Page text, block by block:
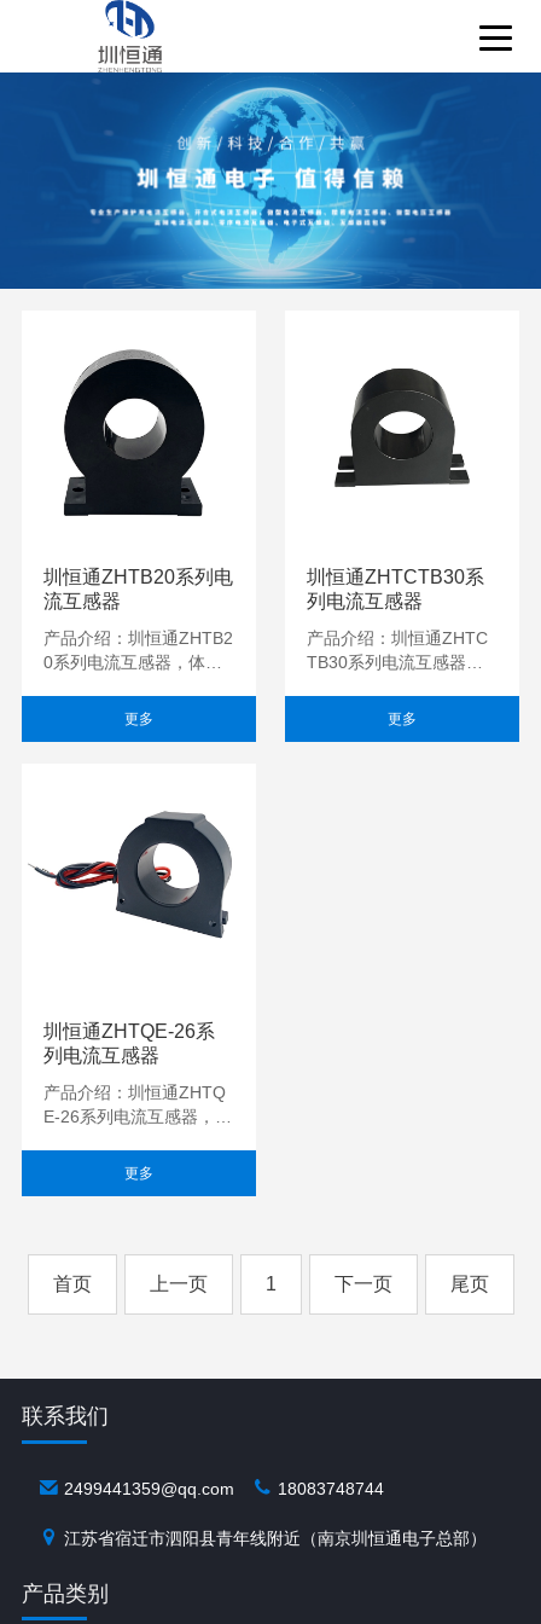
更多
圳恒通ZHTB20系列电
流互感器
产品介绍：圳恒通ZHTB2
0系列电流互感器，体积
适用于电力网络仪表，电
更多
圳恒通ZHTCTB30系
列电流互感器
产品介绍：圳恒通ZHTC
TB30系列电流互感器，
好，适用于电力网络仪
更多
圳恒通ZHTQE-26系
列电流互感器
产品介绍：圳恒通ZHTQ
E-26系列电流互感器，体
好，适用于电力网络仪
首页 上一页 1 下一页 尾页
联系我们
2499441359@qq.com 18083748744
江苏省宿迁市泗阳县青年线附近（南京圳恒通电子总部）
产品类别